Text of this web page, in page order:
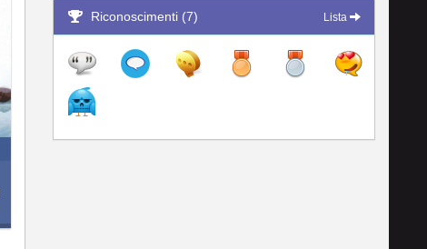
Riconoscimenti (7) Lista